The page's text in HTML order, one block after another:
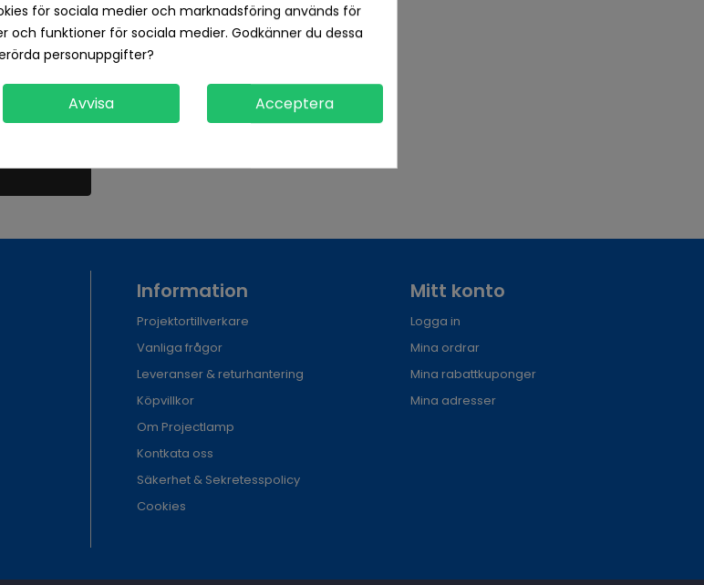
Information
Projektortillverkare
Vanliga frågor
Leveranser & returhantering
Köpvillkor
Om Projectlamp
Kontkata oss
Säkerhet & Sekretesspolicy
Cookies
Mitt konto
Logga in
Mina ordrar
Mina rabattkuponger
Mina adresser
för sociala medier och marknadsföring används för
och funktioner för sociala medier. Godkänner du dessa
personuppgifter?
Avvisa Acceptera